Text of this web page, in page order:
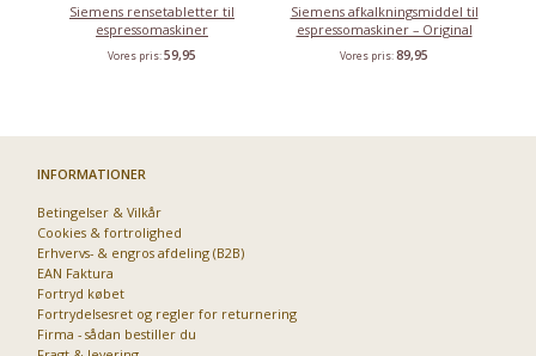
Siemens rensetabletter til
espressomaskiner
Vores pris:59,95
Siemens afkalkningsmiddel til
espressomaskiner – Original
Vores pris:89,95
INFORMATIONER
Betingelser & Vilkår
Cookies & fortrolighed
Erhvervs- & engros afdeling (B2B)
EAN Faktura
Fortryd købet
Fortrydelsesret og regler for returnering
Firma - sådan bestiller du